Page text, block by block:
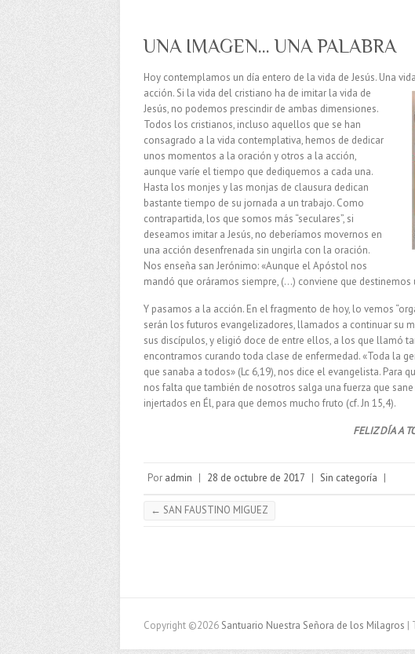
UNA IMAGEN… UNA PALABRA
Hoy contemplamos un día entero de la vida de Jesús. Una
acción. Si la vida del cristiano ha de imitar la vida de
Jesús, no podemos prescindir de ambas dimensiones.
Todos los cristianos, incluso aquellos que se han
consagrado a la vida contemplativa, hemos de dedicar
unos momentos a la oración y otros a la acción,
aunque varíe el tiempo que dediquemos a cada una.
Hasta los monjes y las monjas de clausura dedican
bastante tiempo de su jornada a un trabajo. Como
contrapartida, los que somos más “seculares”, si
deseamos imitar a Jesús, no deberíamos movernos en
una acción desenfrenada sin ungirla con la oración.
Nos enseña san Jerónimo: «Aunque el Apóstol nos
mandó que oráramos siempre, (…) conviene que
Y pasamos a la acción. En el fragmento de hoy, lo vemos
serán los futuros evangelizadores, llamados a continuar su
sus discípulos, y eligió doce de entre ellos, a los que llamó
encontramos curando toda clase de enfermedad. «Toda la
que sanaba a todos» (Lc 6,19), nos dice el evangelista. Para
nos falta que también de nosotros salga una fuerza que
injertados en Él, para que demos mucho fruto (cf. Jn 15,4).
FELIZ DÍA A
Por admin | 28 de octubre de 2017 | Sin categoría |
← SAN FAUSTINO MIGUEZ
Copyright ©2026 Santuario Nuestra Señora de los Milagros |